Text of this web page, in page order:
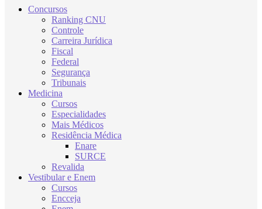
Concursos
Ranking CNU
Controle
Carreira Jurídica
Fiscal
Federal
Segurança
Tribunais
Medicina
Cursos
Especialidades
Mais Médicos
Residência Médica
Enare
SURCE
Revalida
Vestibular e Enem
Cursos
Encceja